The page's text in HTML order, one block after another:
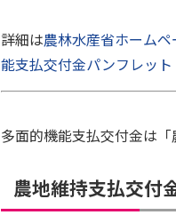
詳細は農林水産省ホームペ
能支払交付金パンフレット
多面的機能支払交付金は
農地維持支払交付